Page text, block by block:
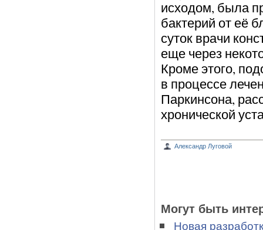
исходом, была
бактерий от её
суток врачи
еще через
Кроме этого,
в процессе
Паркинсона,
хронической
Александр Луговой
Могут быть
Новая